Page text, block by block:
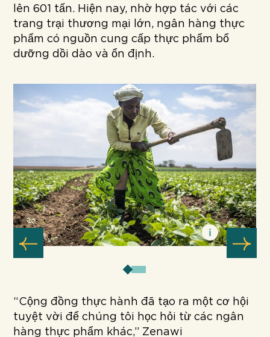
lên 601 tấn. Hiện nay, nhờ hợp tác với các
trang trại thương mại lớn, ngân hàng thực
phẩm có nguồn cung cấp thực phẩm bổ
dưỡng dồi dào và ổn định.
“Cộng đồng thực hành đã tạo ra một cơ hội
tuyệt vời để chúng tôi học hỏi từ các ngân
hàng thực phẩm khác,” Zenawi